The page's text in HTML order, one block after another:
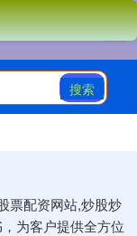
搜索
票配资网站,炒股炒
为客户提供全方位